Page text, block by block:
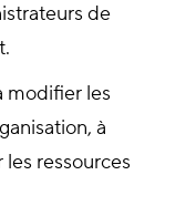
de
modifier les
à
ressources